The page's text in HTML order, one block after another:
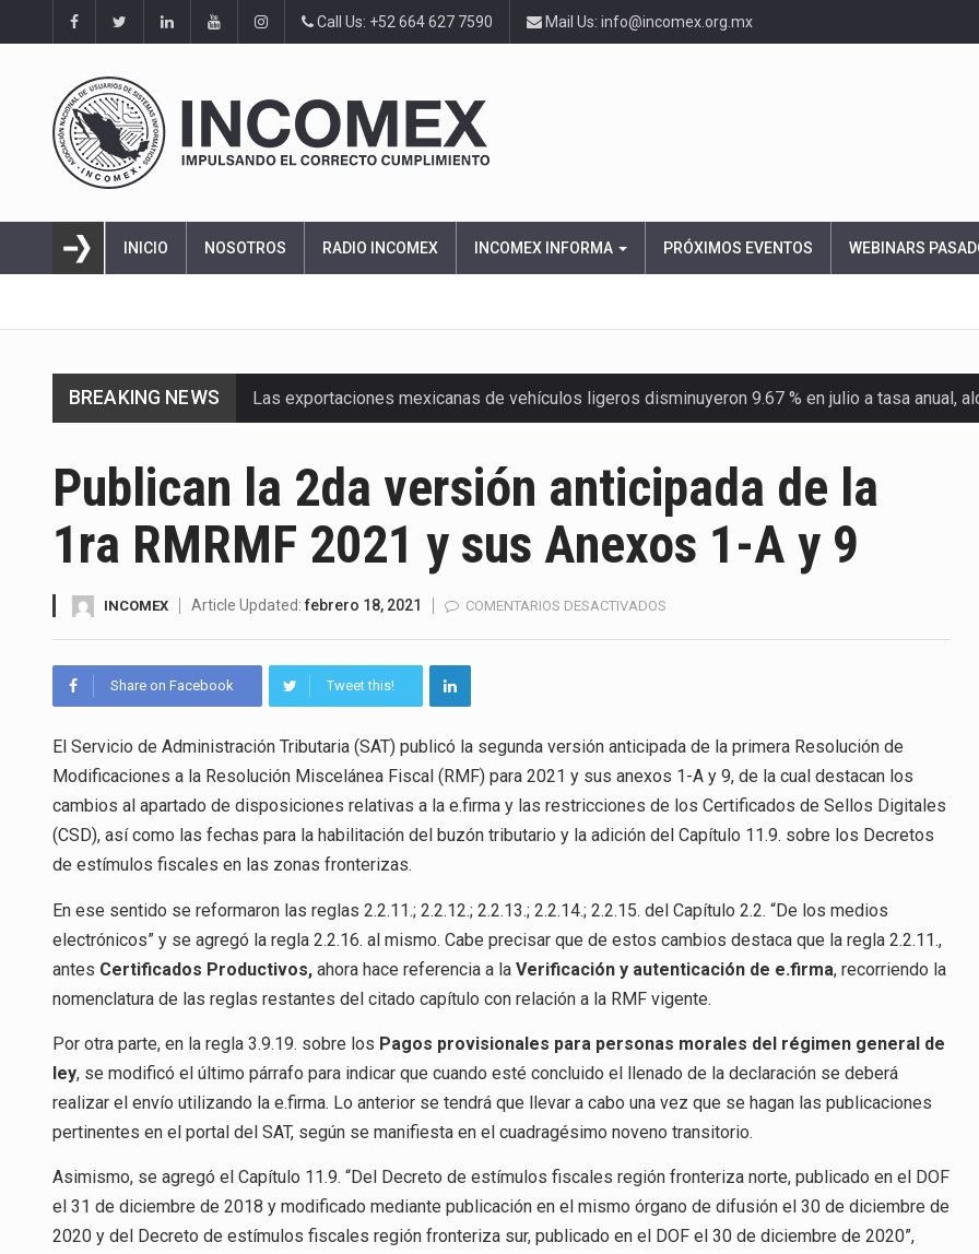
Call Us: +52 664 627 7590 Mail Us: info@incomex.org.mx
INICIO NOSOTROS RADIO INCOMEX INCOMEX INFORMA PRÓXIMOS EVENTOS WEBINARS
BREAKING NEWS Las exportaciones mexicanas de vehículos ligeros disminuyeron 9.67 % en julio a tasa anual,
La Coalition for a Prosperous America (CPA) solicitó al gobierno de Estados Unidos mantener
Solo el 17.8 % de las empresas en México se considera totalmente preparada para la…
Ante la suspensión temporal de las inspecciones sanitarias del Departamento de Agricultura
Los créditos fiscales determinados a empresas IMMEX rara vez nacen de una interpretación
La industria automotriz mexicana concentra más de la mitad de las quejas bajo el Mecanismo…
La inversión fija bruta en México registró un aumento de 1.1% interanual en mayo de…
El gobierno de Estados Unidos anunciará un arancel del 15 % sobre los productos fabricados…
El Departamento de Agricultura de Estados Unidos (USDA) suspendió el 5 de agosto de 2026…
Publican la 2da versión anticipada de la
1ra RMRMF 2021 y sus Anexos 1-A y 9
INCOMEX Article Updated:febrero 18, 2021 COMENTARIOS DESACTIVADOS
DE
LA
RMRMF
2021
ANEXOS
A
Y
9
Share on Facebook Tweet this!
El Servicio de Administración Tributaria (SAT) publicó la segunda versión anticipada de la primera Resolución de
Modificaciones a la Resolución Miscelánea Fiscal (RMF) para 2021 y sus anexos 1-A y 9, de la cual destacan los
cambios al apartado de disposiciones relativas a la e.firma y las restricciones de los Certificados de Sellos Digitales
(CSD), así como las fechas para la habilitación del buzón tributario y la adición del Capítulo 11.9. sobre los Decretos
de estímulos fiscales en las zonas fronterizas.
En ese sentido se reformaron las reglas 2.2.11.; 2.2.12.; 2.2.13.; 2.2.14.; 2.2.15. del Capítulo 2.2. “De los medios
electrónicos” y se agregó la regla 2.2.16. al mismo. Cabe precisar que de estos cambios destaca que la regla 2.2.11.,
antes Certificados Productivos, ahora hace referencia a la Verificación y autenticación de e.firma, recorriendo la
nomenclatura de las reglas restantes del citado capítulo con relación a la RMF vigente.
Por otra parte, en la regla 3.9.19. sobre los Pagos provisionales para personas morales del régimen general de
ley, se modificó el último párrafo para indicar que cuando esté concluido el llenado de la declaración se deberá
realizar el envío utilizando la e.firma. Lo anterior se tendrá que llevar a cabo una vez que se hagan las publicaciones
pertinentes en el portal del SAT, según se manifiesta en el cuadragésimo noveno transitorio.
Asimismo, se agregó el Capítulo 11.9. “Del Decreto de estímulos fiscales región fronteriza norte, publicado en el DOF
el 31 de diciembre de 2018 y modificado mediante publicación en el mismo órgano de difusión el 30 de diciembre de
2020 y del Decreto de estímulos fiscales región fronteriza sur, publicado en el DOF el 30 de diciembre de 2020”,